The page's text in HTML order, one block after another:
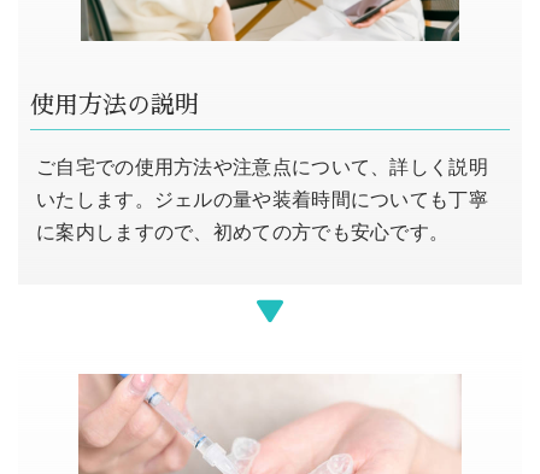
使用方法の説明
ご自宅での使用方法や注意点について、詳しく説明
いたします。ジェルの量や装着時間についても丁寧
に案内しますので、初めての方でも安心です。